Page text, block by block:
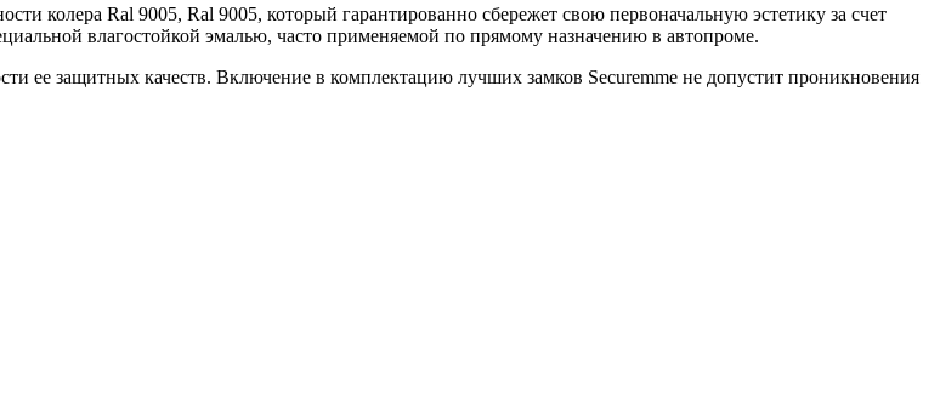
колера Ral 9005, Ral 9005, который гарантированно сбережет свою первоначальную эстетику за счет
влагостойкой эмалью, часто применяемой по прямому назначению в автопроме.
ее защитных качеств. Включение в комплектацию лучших замков Securemme не допустит проникновения